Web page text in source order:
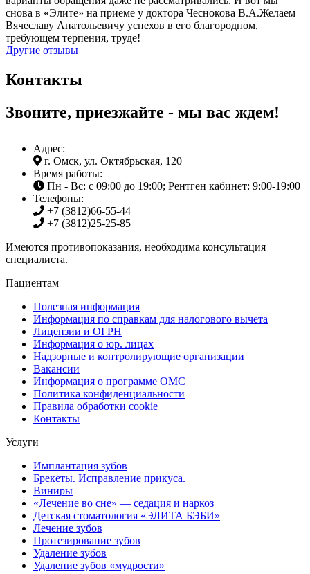
снова в «Элите» на приеме у доктора Чеснокова В.А.Желаем
Вячеславу Анатольевичу успехов в его благородном,
требующем терпения, труде!
Другие отзывы
Контакты
Звоните, приезжайте - мы вас ждем!
Адрес:
г. Омск, ул. Октябрьская, 120
Время работы:
Пн - Вс: с 09:00 до 19:00; Рентген кабинет: 9:00-19:00
Телефоны:
+7 (3812)66-55-44
+7 (3812)25-25-85
Имеются противопоказания, необходима консультация
специалиста.
Пациентам
Полезная информация
Информация по справкам для налогового вычета
Лицензии и ОГРН
Информация о юр. лицах
Надзорные и контролирующие организации
Вакансии
Информация о программе ОМС
Политика конфиденциальности
Правила обработки cookie
Контакты
Услуги
Имплантация зубов
Брекеты. Исправление прикуса.
Виниры
«Лечение во сне» — седация и наркоз
Детская стоматология «ЭЛИТА БЭБИ»
Лечение зубов
Протезирование зубов
Удаление зубов
Удаление зубов «мудрости»